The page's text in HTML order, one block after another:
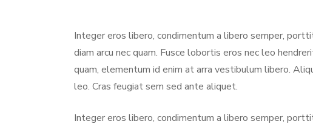
Integer eros libero, condimentum a libero semper,
diam arcu nec quam. Fusce lobortis eros nec leo
quam, elementum id enim at arra vestibulum libero.
leo. Cras feugiat sem sed ante aliquet.
Integer eros libero, condimentum a libero semper,